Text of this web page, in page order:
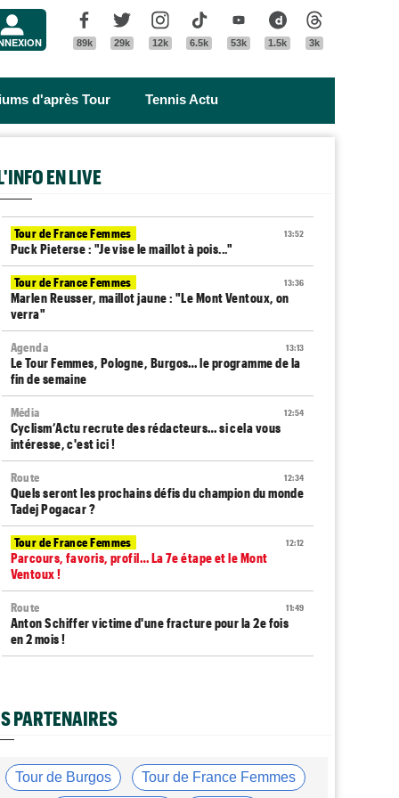
Facebook
89k
Twitter
29k
Instagram
12k
Tik Tok
6.5k
Youtube
53k
Dailymotion
1.5k 3k
d'après Tour Tennis Actu
EN LIVE
13:52
Tour de France Femmes
Puck Pieterse : "Je vise le maillot à pois..."
13:36
Tour de France Femmes
Marlen Reusser, maillot jaune : "Le Mont Ventoux, on
verra"
13:13
Agenda
Le Tour Femmes, Pologne, Burgos… le programme de la
fin de semaine
12:54
Média
Cyclism’Actu recrute des rédacteurs… si cela vous
intéresse, c'est ici !
12:34
Route
Quels seront les prochains défis du champion du monde
Tadej Pogacar ?
12:12
Tour de France Femmes
Parcours, favoris, profil… La 7e étape et le Mont
Ventoux !
11:49
Route
Anton Schiffer victime d'une fracture pour la 2e fois
en 2 mois !
Tour de France Femmes
10:56
Tour d'Espagne
PARTENAIRES
Tour de Burgos Tour de France Femmes